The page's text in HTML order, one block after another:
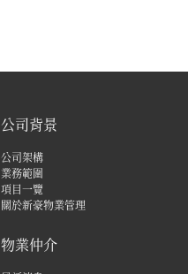
公司背景
公司架構
業務範圍
項目一覽
關於新豪物業管理
物業仲介